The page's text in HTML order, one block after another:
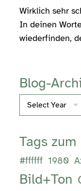
Wirklich sehr
In deinen
wiederfinden,
Blog-
Archives
Tags
#ffffff 1980
Bild+Ton